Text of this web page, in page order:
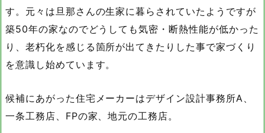
す。元々は旦那さんの生家に暮らされていたようですが
築50年の家なのでどうしても気密・断熱性能が低かった
り、老朽化を感じる箇所が出てきたりした事で家づくり
を意識し始めています。
候補にあがった住宅メーカーはデザイン設計事務所A、
一条工務店、FPの家、地元の工務店。